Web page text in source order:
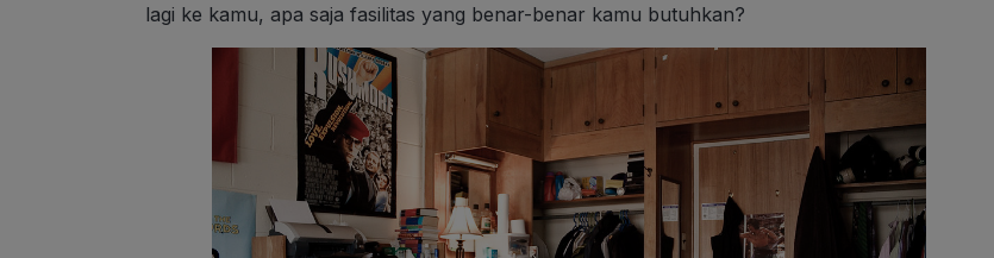
lagi ke kamu, apa saja fasilitas yang benar-benar kamu butuhkan?